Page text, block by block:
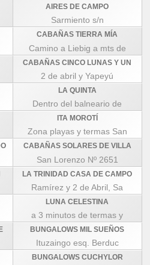
AIRES DE CAMPO
Sarmiento s/n
CABAÑAS TIERRA MÍA
Camino a Liebig a mts de
CABAÑAS CINCO LUNAS Y UN
2 de abril y Yapeyú
LA QUINTA
Dentro del balneario de
ITA MOROTÍ
Zona playas y termas San
CABAÑAS SOLARES DE VILLA
San Lorenzo Nº 2651
LA TRINIDAD CASA DE CAMPO
Ramírez y 2 de Abril, Sa
LUNA CELESTINA
a 3 minutos de termas y
BUNGALOWS MIL SUEÑOS
Ituzaingo esq. Berduc
BUNGALOWS CUCHYLOR